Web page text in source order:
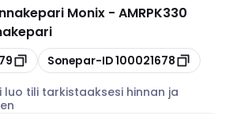
Monix - AMRPK330
Kopioi
Sonepar-ID100021678
luo tili tarkistaaksesi hinnan ja